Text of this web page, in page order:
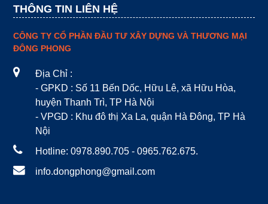
THÔNG TIN LIÊN HỆ
CÔNG TY CỔ PHẦN ĐẦU TƯ XÂY DỰNG VÀ THƯƠNG MẠI
ĐÔNG PHONG
Địa Chỉ :
- GPKD : Số 11 Bến Dốc, Hữu Lê, xã Hữu Hòa,
huyện Thanh Trì, TP Hà Nội
- VPGD : Khu đô thị Xa La, quận Hà Đông, TP Hà
Nội
Hotline: 0978.890.705 - 0965.762.675.
info.dongphong@gmail.com